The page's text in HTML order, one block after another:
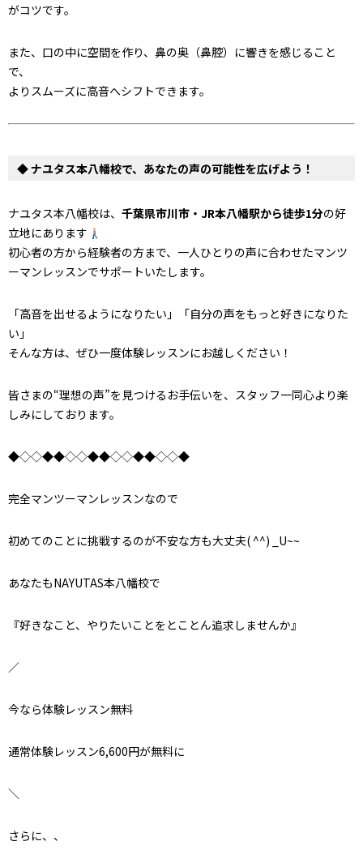
がコツです。
また、口の中に空間を作り、鼻の奥（鼻腔）に響きを感じること
で、
よりスムーズに高音へシフトできます。
◆ ナユタス本八幡校で、あなたの声の可能性を広げよう！
ナユタス本八幡校は、 千葉県市川市・JR本八幡駅から徒歩1分の好
立地にあります
初心者の方から経験者の方まで、一人ひとりの声に合わせたマンツ
ーマンレッスンでサポートいたします。
「高音を出せるようになりたい」「自分の声をもっと好きになりた
い」
そんな方は、ぜひ一度体験レッスンにお越しください！
皆さまの“理想の声”を見つけるお手伝いを、スタッフ一同心より楽
しみにしております。
◆◇◇◆◆◇◇◆◆◇◇◆◆◇◇◆
完全マンツーマンレッスンなので
初めてのことに挑戦するのが不安な方も大丈夫( ^^) _U~~
あなたもNAYUTAS本八幡校で
『好きなこと、やりたいことをとことん追求しませんか』
／
今なら体験レッスン無料
通常体験レッスン6,600円が無料に
＼
さらに、、